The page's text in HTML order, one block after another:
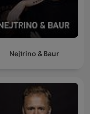
Nejtrino & Baur